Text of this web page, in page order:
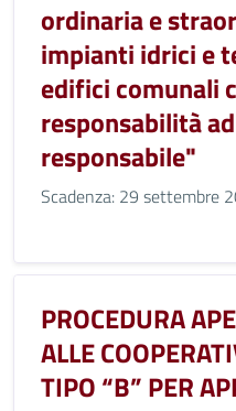
ordinaria e
impianti idrici e
edifici comunali
responsabilità
responsabile"
Scadenza: 29 settembre
PROCEDURA
ALLE
TIPO “B” PER